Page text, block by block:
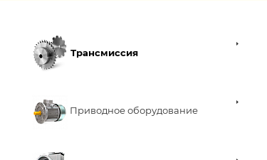
Трансмиссия
Приводное оборудование